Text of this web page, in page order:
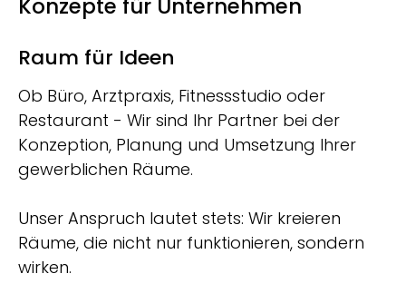
Konzepte für Unternehmen
Raum für Ideen
Ob Büro, Arztpraxis, Fitnessstudio oder
Restaurant - Wir sind Ihr Partner bei der
Konzeption, Planung und Umsetzung Ihrer
gewerblichen Räume.
Unser Anspruch lautet stets: Wir kreieren
Räume, die nicht nur funktionieren, sondern
wirken.